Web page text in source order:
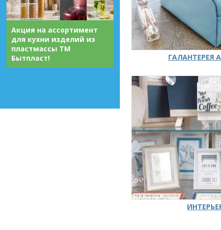
Акция на ассортимент
для кухни изделий из
пластмассы ТМ
Бытпласт!
ГАЛАНТЕРЕЯ